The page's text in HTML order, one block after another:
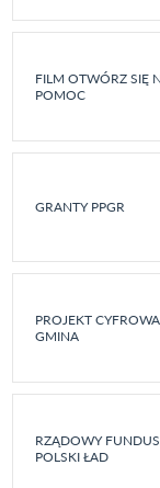
FILM OTWÓRZ SIĘ
POMOC
GRANTY PPGR
PROJEKT CYFROWA
GMINA
RZĄDOWY
POLSKI ŁAD